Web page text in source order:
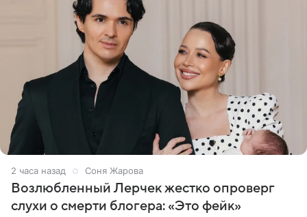
2 часа назад Соня Жарова
Возлюбленный Лерчек жестко опроверг
слухи о смерти блогера: «Это фейк»